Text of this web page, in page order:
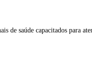
de saúde capacitados para